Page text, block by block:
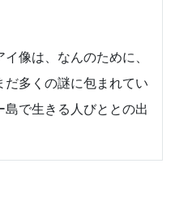
像は、なんのために、
だ多くの謎に包まれてい
で生きる人びととの出